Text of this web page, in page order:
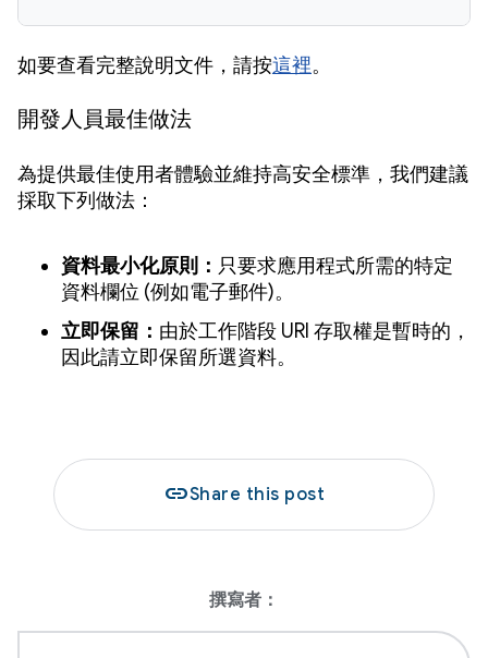
如要查看完整說明文件，請按這裡。
開發人員最佳做法
為提供最佳使用者體驗並維持高安全標準，我們建議
採取下列做法：
資料最小化原則： 只要求應用程式所需的特定
資料欄位 (例如電子郵件)。
立即保留： 由於工作階段 URI 存取權是暫時的，
因此請立即保留所選資料。
linkShare this post
撰寫者：